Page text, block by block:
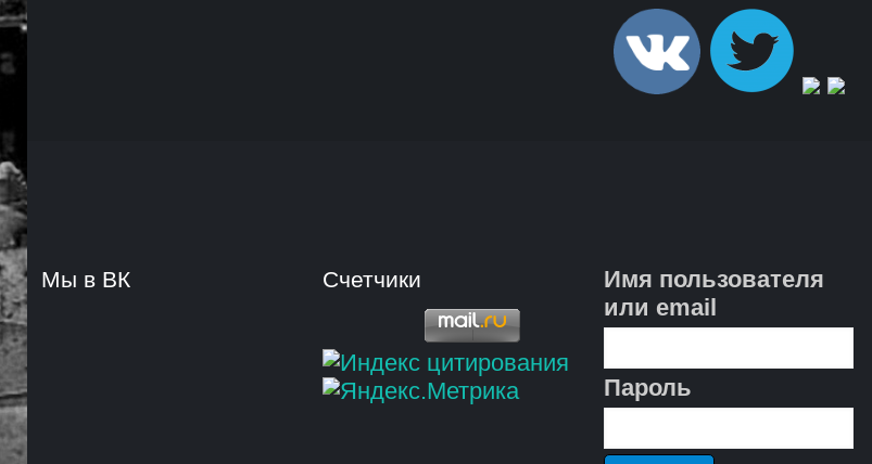
Мы в ВК Счетчики
Имя пользователя
или email
Пароль